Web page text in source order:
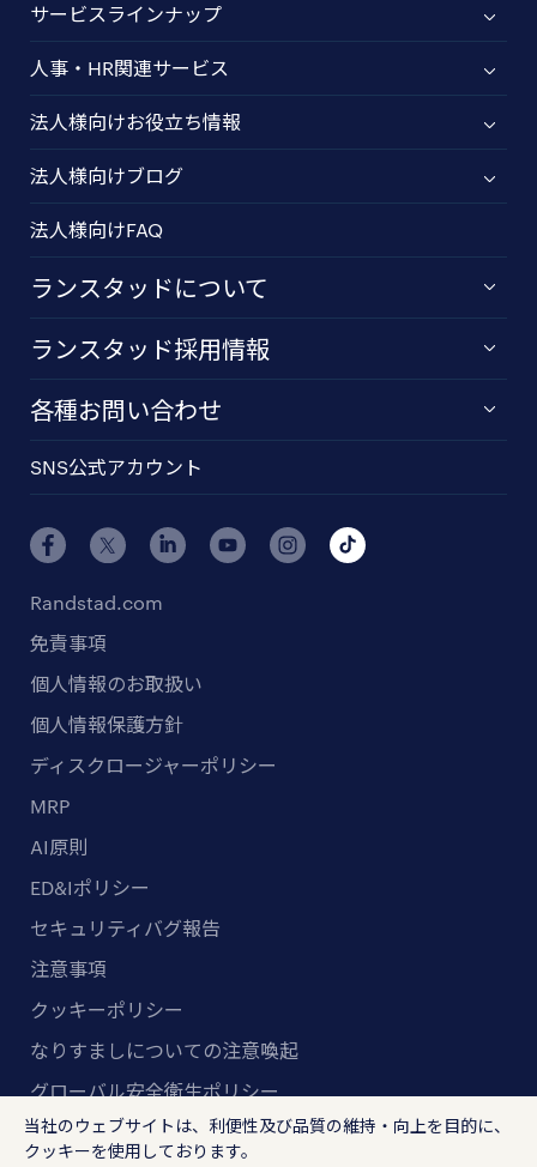
サービスラインナップ
人事・HR関連サービス
法人様向けお役立ち情報
法人様向けブログ
法人様向けFAQ
ランスタッドについて
ランスタッド採用情報
各種お問い合わせ
SNS公式アカウント
Randstad.com
免責事項
個人情報のお取扱い
個人情報保護方針
ディスクロージャーポリシー
MRP
AI原則
ED&Iポリシー
セキュリティバグ報告
注意事項
クッキーポリシー
なりすましについての注意喚起
グローバル安全衛生ポリシー
マルチステークホルダー方針
当社のウェブサイトは、利便性及び品質の維持・向上を目的に、
クッキーを使用しております。